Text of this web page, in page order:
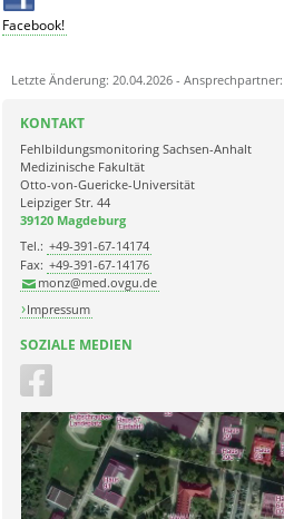
Facebook!
Letzte Änderung: 20.04.2026 - Ansprechpartner:
SOZIALE MEDIEN
KONTAKT
Fehlbildungsmonitoring Sachsen-Anhalt
Medizinische Fakultät
Otto-von-Guericke-Universität
Leipziger Str. 44
39120 Magdeburg
Tel.: +49-391-67-14174
Fax: +49-391-67-14176
monz@med.ovgu.de
Impressum